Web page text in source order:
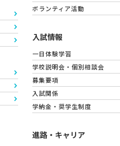
ボランティア活動
入試情報
一日体験学習
学校説明会・個別相談会
募集要項
入試関係
学納金・奨学生制度
進路・キャリア